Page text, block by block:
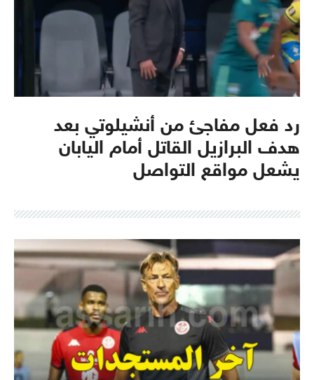
رد فعل مفاجئ من أنشيلوتي بعد
هدف البرازيل القاتل أمام اليابان
يشعل مواقع التواصل